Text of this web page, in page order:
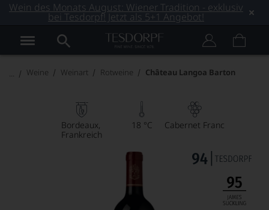
Wein des Monats August: Wiener Tradition - exklusiv
bei Tesdorpf! Jetzt als 5+1 Angebot!
Weine Weinart Rotweine Château Langoa Barton
Bordeaux
Frankreich
18 °C Cabernet Franc